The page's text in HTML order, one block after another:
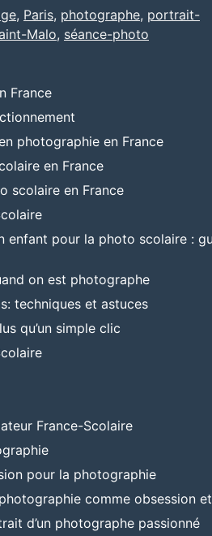
, Paris, photographe, portrait-
Malo, séance-photo
France
photographie en France
en France
scolaire en France
enfant pour la photo scolaire :
on est photographe
techniques et astuces
qu’un simple clic
France-Scolaire
pour la photographie
comme obsession
d’un photographe passionné